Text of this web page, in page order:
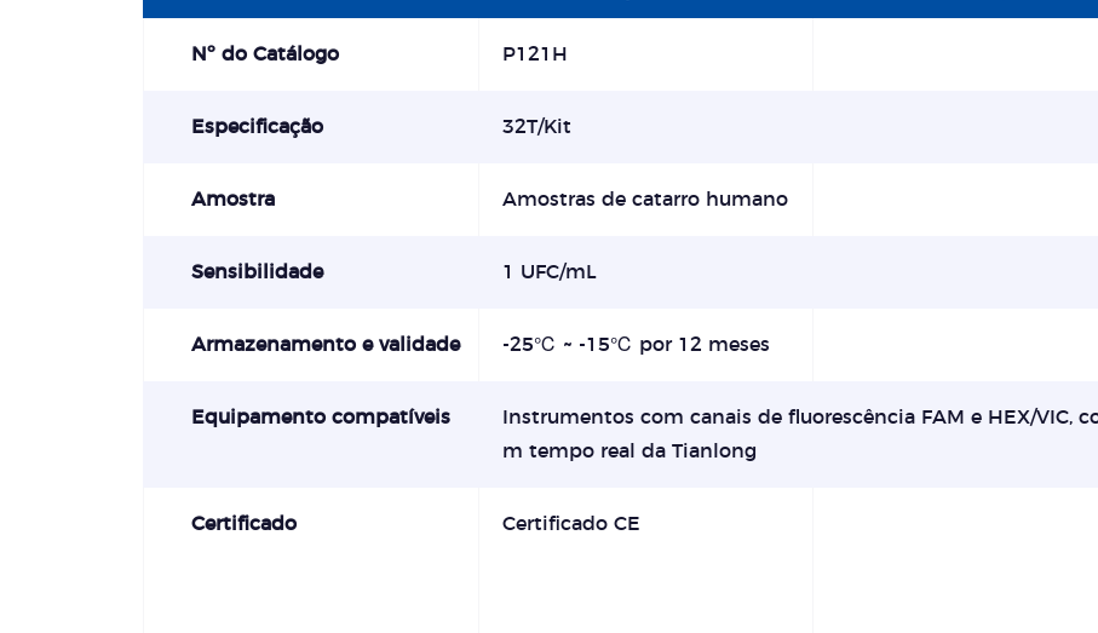
Nº do Catálogo P121H
Especificação 32T/Kit
Amostra Amostras de catarro humano
Sensibilidade 1 UFC/mL
Armazenamento e validade -25℃ ~ -15℃ por 12 meses
Equipamento compatíveis
Instrumentos com canais de fluorescência FAM e HEX/VIC,
m tempo real da Tianlong
Certificado Certificado CE